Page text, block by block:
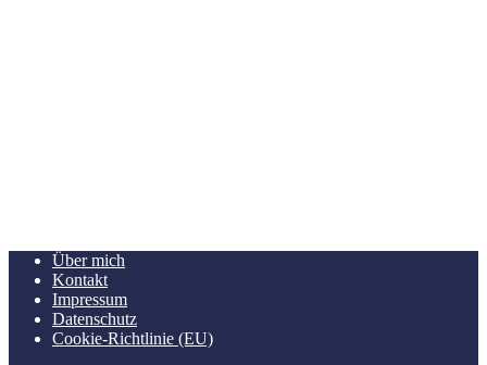
Über mich
Kontakt
Impressum
Datenschutz
Cookie-Richtlinie (EU)